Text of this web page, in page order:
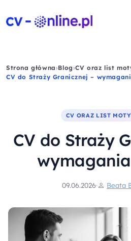
Strona główna›Blog›CV oraz list
CV do Straży Granicznej –
CV ORAZ LIST
CV do Straży
09.06.2026· Beata